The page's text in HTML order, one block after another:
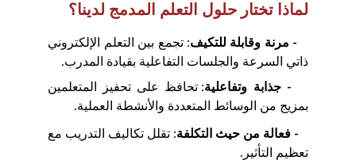
لماذا تختار حلول التعلم المدمج لدينا؟
- مرنة وقابلة للتكيف: تجمع بين التعلم الإلكتروني
ذاتي السرعة والجلسات التفاعلية بقيادة المدرب.
- جذابة وتفاعلية: تحافظ على تحفيز المتعلمين
بمزيج من الوسائط المتعددة والأنشطة العملية.
- فعالة من حيث التكلفة: تقلل تكاليف التدريب مع
تعظيم التأثير.